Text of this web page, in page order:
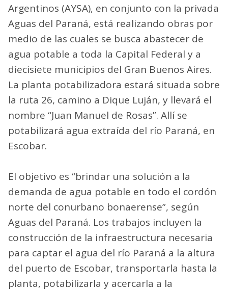
Argentinos (AYSA), en conjunto con la privada
Aguas del Paraná, está realizando obras por
medio de las cuales se busca abastecer de
agua potable a toda la Capital Federal y a
diecisiete municipios del Gran Buenos Aires.
La planta potabilizadora estará situada sobre
la ruta 26, camino a Dique Luján, y llevará el
nombre “Juan Manuel de Rosas”. Allí se
potabilizará agua extraída del río Paraná, en
Escobar.
El objetivo es “brindar una solución a la
demanda de agua potable en todo el cordón
norte del conurbano bonaerense”, según
Aguas del Paraná. Los trabajos incluyen la
construcción de la infraestructura necesaria
para captar el agua del río Paraná a la altura
del puerto de Escobar, transportarla hasta la
planta, potabilizarla y acercarla a la